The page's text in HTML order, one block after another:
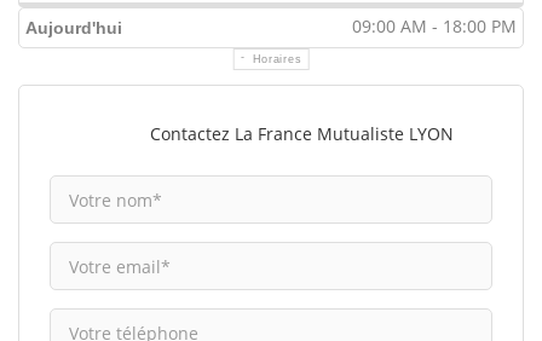
Aujourd'hui 09:00 AM - 18:00 PM
Horaires
Contactez La France Mutualiste LYON